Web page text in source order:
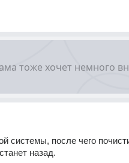
системы, после чего
назад.